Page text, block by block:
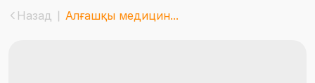
Назад Алғашқы медицин...